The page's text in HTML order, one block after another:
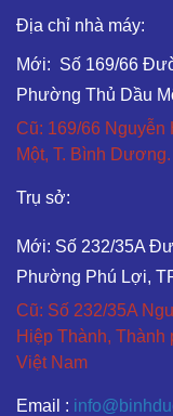
Địa chỉ nhà máy:
Mới: Số 169/66
Phường Thủ Dầu
Cũ: 169/66 Nguyễn
Một, T. Bình Dương.
Trụ sở:
Mới: Số 232/35A
Phường Phú Lợi,
Cũ: Số 232/35A
Hiệp Thành,
Việt Nam
Email :